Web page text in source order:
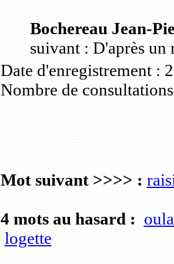
Bochereau Jean-
suivant : D'après
Date d'enregistrement :
Nombre de
Mot suivant >>>> :
4 mots au hasard :
logette